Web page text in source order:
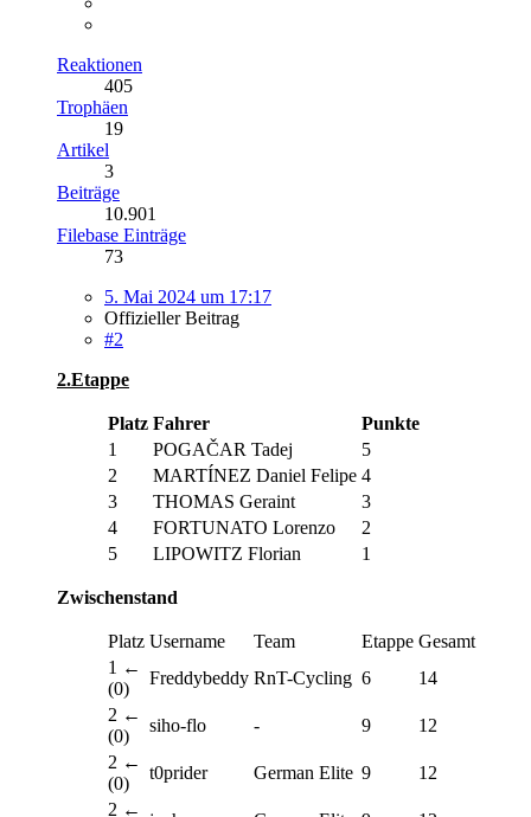
Reaktionen
405
Trophäen
19
Artikel
3
Beiträge
10.901
Filebase Einträge
73
5. Mai 2024 um 17:17
Offizieller Beitrag
#2
2.Etappe
Platz Fahrer
Punkte
1
POGAČAR Tadej
5
2
MARTÍNEZ Daniel Felipe 4
3
THOMAS Geraint
3
4
FORTUNATO Lorenzo
2
5
LIPOWITZ Florian 1
Zwischenstand
Platz Username Team Etappe Gesamt
1 ←
(0)
Freddybeddy RnT-Cycling 6
14
2 ←
(0)
siho-flo - 9
12
2 ←
(0)
t0prider German Elite 9
12
2 ←